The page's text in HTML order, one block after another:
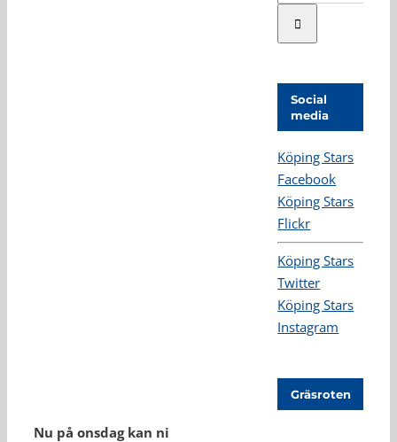
Nu på onsdag kan ni
Social
media
Köping Stars
Facebook
Köping Stars
Flickr
Köping Stars
Twitter
Köping Stars
Instagram
Gräsroten